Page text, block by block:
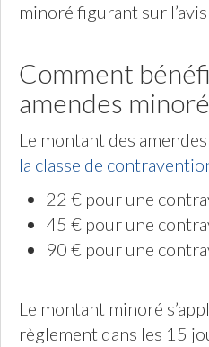
minoré figurant sur
Comment
amendes
Le montant des
la classe de
22 € pour une
45 € pour une
90 € pour une
Le montant minoré
règlement dans les 15